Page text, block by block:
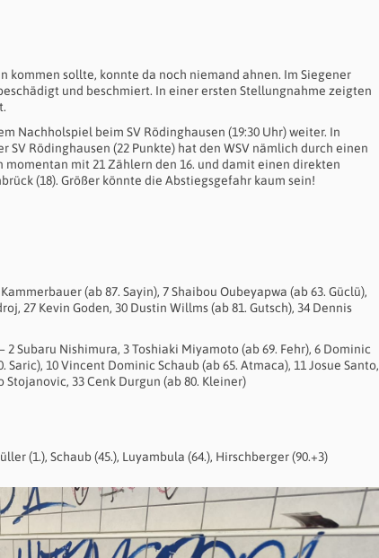
kommen sollte, konnte da noch niemand ahnen. Im Siegener
und beschmiert. In einer ersten Stellungnahme zeigten
Nachholspiel beim SV Rödinghausen (19:30 Uhr) weiter. In
SV Rödinghausen (22 Punkte) hat den WSV nämlich durch einen
mit 21 Zählern den 16. und damit einen direkten
(18). Größer könnte die Abstiegsgefahr kaum sein!
(ab 87. Sayin), 7 Shaibou Oubeyapwa (ab 63. Güclü),
27 Kevin Goden, 30 Dustin Willms (ab 81. Gutsch), 34 Dennis
Subaru Nishimura, 3 Toshiaki Miyamoto (ab 69. Fehr), 6 Dominic
10 Vincent Dominic Schaub (ab 65. Atmaca), 11 Josue Santo,
33 Cenk Durgun (ab 80. Kleiner)
(1.), Schaub (45.), Luyambula (64.), Hirschberger (90.+3)